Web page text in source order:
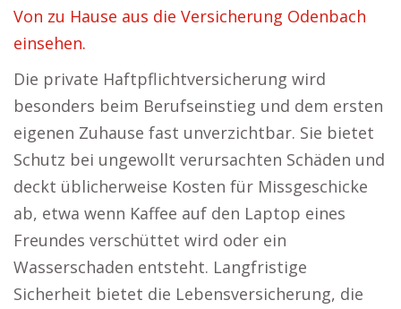
Von zu Hause aus die Versicherung Odenbach
einsehen.
Die private Haftpflichtversicherung wird
besonders beim Berufseinstieg und dem ersten
eigenen Zuhause fast unverzichtbar. Sie bietet
Schutz bei ungewollt verursachten Schäden und
deckt üblicherweise Kosten für Missgeschicke
ab, etwa wenn Kaffee auf den Laptop eines
Freundes verschüttet wird oder ein
Wasserschaden entsteht. Langfristige
Sicherheit bietet die Lebensversicherung, die